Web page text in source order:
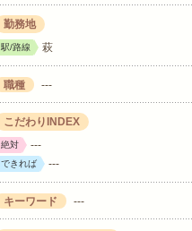
勤務地
駅/路線 萩
職種 ---
こだわりINDEX
絶対 ---
できれば ---
キーワード ---